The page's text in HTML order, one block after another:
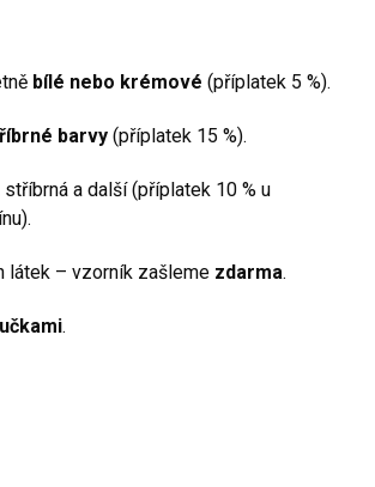
bílé nebo krémové (příplatek 5 %).
barvy (příplatek 15 %).
stříbrná a další (příplatek 10 % u
látek – vzorník zašleme zdarma.
.